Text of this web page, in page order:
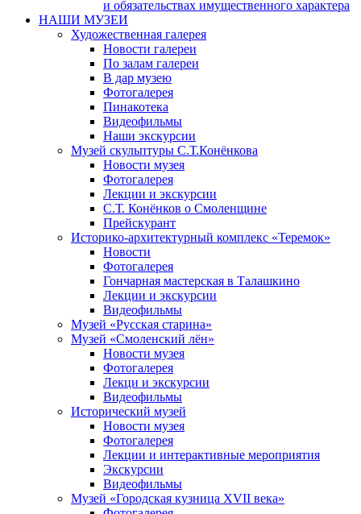
и обязательствах имущественного характера
НАШИ МУЗЕИ
Художественная галерея
Новости галереи
По залам галереи
В дар музею
Фотогалерея
Пинакотека
Видеофильмы
Наши экскурсии
Музей скульптуры С.Т.Конёнкова
Новости музея
Фотогалерея
Лекции и экскурсии
С.Т. Конёнков о Смоленщине
Прейскурант
Историко-архитектурный комплекс «Теремок»
Новости
Фотогалерея
Гончарная мастерская в Талашкино
Лекции и экскурсии
Видеофильмы
Музей «Русская старина»
Музей «Смоленский лён»
Новости музея
Фотогалерея
Лекци и экскурсии
Видеофильмы
Исторический музей
Новости музея
Фотогалерея
Лекции и интерактивные мероприятия
Экскурсии
Видеофильмы
Музей «Городская кузница XVII века»